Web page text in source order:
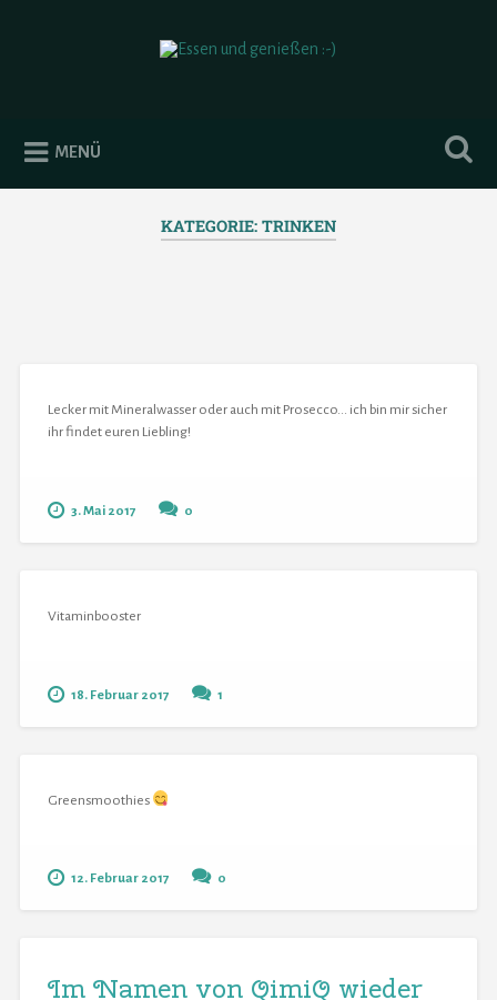
MENÜ
KATEGORIE: TRINKEN
Lecker mit Mineralwasser oder auch mit Prosecco... ich bin mir sicher
ihr findet euren Liebling!
3. Mai 2017 0
Vitaminbooster
18. Februar 2017 1
Greensmoothies
12. Februar 2017 0
Im Namen von QimiQ wieder